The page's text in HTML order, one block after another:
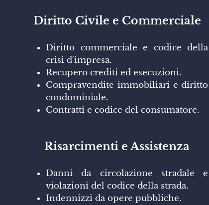
Diritto Civile e Commerciale
Diritto commerciale e codice della
crisi d'impresa.
Recupero crediti ed esecuzioni.
Compravendite immobiliari e diritto
condominiale.
Contratti e codice del consumatore.
Risarcimenti e Assistenza
Danni da circolazione stradale e
violazioni del codice della strada.
Indennizzi da opere pubbliche.